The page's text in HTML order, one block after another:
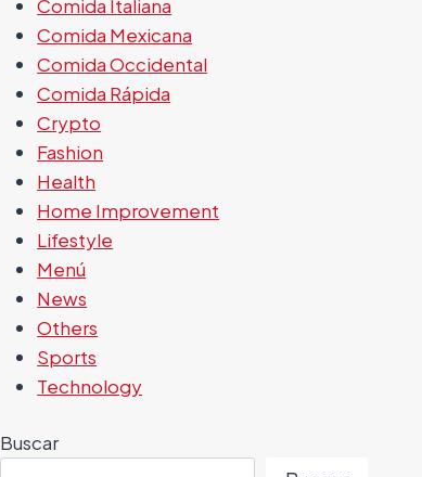
Comida Italiana
Comida Mexicana
Comida Occidental
Comida Rápida
Crypto
Fashion
Health
Home Improvement
Lifestyle
Menú
News
Others
Sports
Technology
Buscar